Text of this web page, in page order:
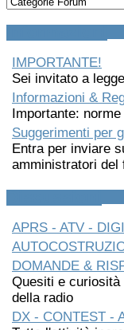
IMPORTANTE!
Sei invitato a
Informazioni &
Importante:
Suggerimenti per
Entra per inviare
amministratori del
APRS - ATV -
DOMANDE &
Quesiti e curiosità
della radio
DX - CONTEST -